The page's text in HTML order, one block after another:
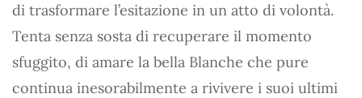
di trasformare l’esitazione in un atto di volontà.
Tenta senza sosta di recuperare il momento
sfuggito, di amare la bella Blanche che pure
continua inesorabilmente a rivivere i suoi ultimi